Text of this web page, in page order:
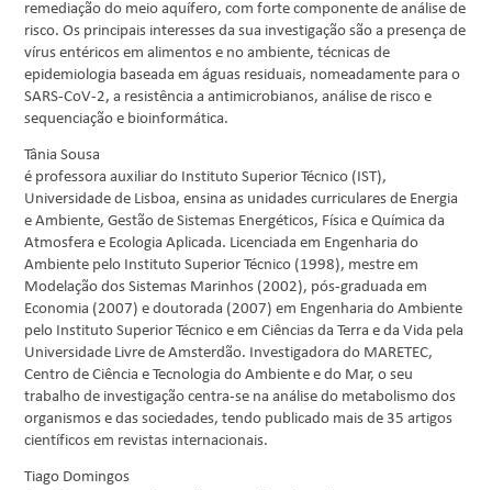
remediação do meio aquífero, com forte componente de análise de
risco. Os principais interesses da sua investigação são a presença de
vírus entéricos em alimentos e no ambiente, técnicas de
epidemiologia baseada em águas residuais, nomeadamente para o
SARS-CoV-2, a resistência a antimicrobianos, análise de risco e
sequenciação e bioinformática.
Tânia Sousa
é professora auxiliar do Instituto Superior Técnico (IST),
Universidade de Lisboa, ensina as unidades curriculares de Energia
e Ambiente, Gestão de Sistemas Energéticos, Física e Química da
Atmosfera e Ecologia Aplicada. Licenciada em Engenharia do
Ambiente pelo Instituto Superior Técnico (1998), mestre em
Modelação dos Sistemas Marinhos (2002), pós-graduada em
Economia (2007) e doutorada (2007) em Engenharia do Ambiente
pelo Instituto Superior Técnico e em Ciências da Terra e da Vida pela
Universidade Livre de Amsterdão. Investigadora do MARETEC,
Centro de Ciência e Tecnologia do Ambiente e do Mar, o seu
trabalho de investigação centra-se na análise do metabolismo dos
organismos e das sociedades, tendo publicado mais de 35 artigos
científicos em revistas internacionais.
Tiago Domingos